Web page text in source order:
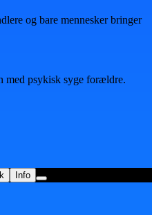
og bare mennesker bringer
med psykisk syge forældre.
Info